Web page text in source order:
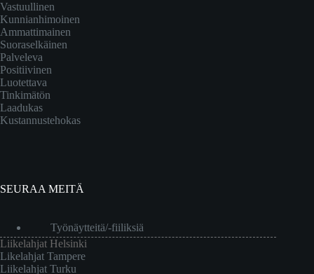
Vastuullinen
Kunnianhimoinen
Ammattimainen
Suoraselkäinen
Palveleva
Positiivinen
Luotettava
Tinkimätön
Laadukas
Kustannustehokas
SEURAA MEITÄ
Työnäytteitä/-fiiliksiä
Liikelahjat Helsinki
Likelahjat Tampere
Liikelahjat Turku